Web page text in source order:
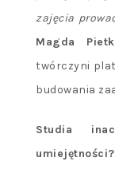
zajęcia
Magda
twórczyni
budowania
Studia
umiejętności?